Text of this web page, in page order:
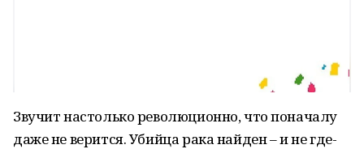
Звучит настолько революционно, что поначалу
даже не верится. Убийца рака найден – и не где-